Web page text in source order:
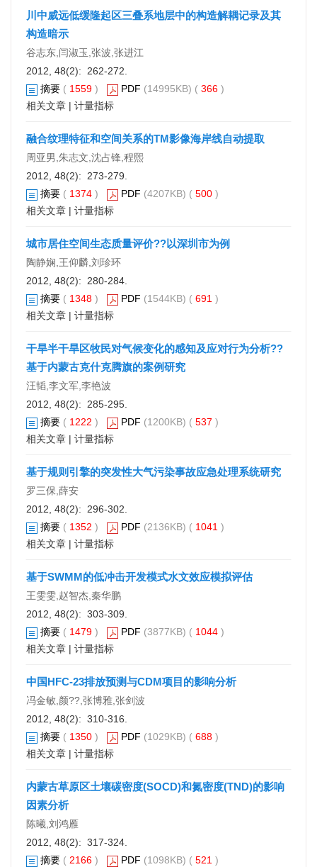
川中威远低缓隆起区三叠系地层中的构造解耦记录及其
构造暗示
谷志东,闫淑玉,张波,张进江
2012, 48(2): 262-272.
摘要 ( 1559 ) PDF (14995KB) ( 366 )
相关文章 | 计量指标
融合纹理特征和空间关系的TM影像海岸线自动提取
周亚男,朱志文,沈占锋,程熙
2012, 48(2): 273-279.
摘要 ( 1374 ) PDF (4207KB) ( 500 )
相关文章 | 计量指标
城市居住空间生态质量评价??以深圳市为例
陶静娴,王仰麟,刘珍环
2012, 48(2): 280-284.
摘要 ( 1348 ) PDF (1544KB) ( 691 )
相关文章 | 计量指标
干旱半干旱区牧民对气候变化的感知及应对行为分析??
基于内蒙古克什克腾旗的案例研究
汪韬,李文军,李艳波
2012, 48(2): 285-295.
摘要 ( 1222 ) PDF (1200KB) ( 537 )
相关文章 | 计量指标
基于规则引擎的突发性大气污染事故应急处理系统研究
罗三保,薛安
2012, 48(2): 296-302.
摘要 ( 1352 ) PDF (2136KB) ( 1041 )
相关文章 | 计量指标
基于SWMM的低冲击开发模式水文效应模拟评估
王雯雯,赵智杰,秦华鹏
2012, 48(2): 303-309.
摘要 ( 1479 ) PDF (3877KB) ( 1044 )
相关文章 | 计量指标
中国HFC-23排放预测与CDM项目的影响分析
冯金敏,颜??,张博雅,张剑波
2012, 48(2): 310-316.
摘要 ( 1350 ) PDF (1029KB) ( 688 )
相关文章 | 计量指标
内蒙古草原区土壤碳密度(SOCD)和氮密度(TND)的影响
因素分析
陈曦,刘鸿雁
2012, 48(2): 317-324.
摘要 ( 2166 ) PDF (1098KB) ( 521 )